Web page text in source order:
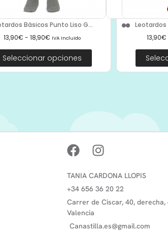
Básicos Punto Liso G...
13,90€ - 18,90€ IVA Incluido
Seleccionar opciones
Leotardos
13,90€
TANIA CARDONA LLOPIS
+34 656 36 20 22
Carrer de Ciscar, 40, derecha,
Valencia
Canastilla.es@gmail.com